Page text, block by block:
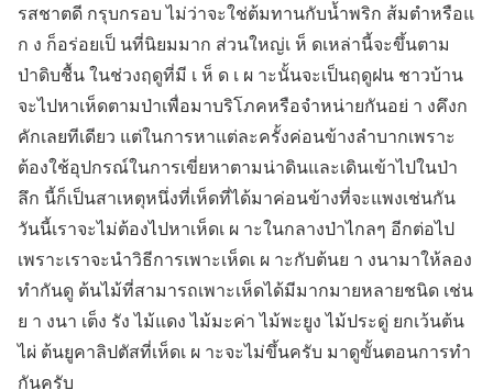
รสชาตดี กรุบกรอบ ไม่ว่าจะใช่ต้มทานกับน้ำพริก ส้มตำหรือแ
ก ง ก็อร่อยเป็ นที่นิยมมาก ส่วนใหญ่เ ห็ ดเหล่านี้จะขึ้นตาม
ป่าดิบชื้น ในช่วงฤดูที่มี เ ห็ ด เ ผ าะนั้นจะเป็นฤดูฝน ชาวบ้าน
จะไปหาเห็ดตามป่าเพื่อมาบริโภคหรือจำหน่ายกันอย่ า งคึงก
คักเลยทีเดียว แต่ในการหาแต่ละครั้งค่อนข้างลำบากเพราะ
ต้องใช้อุปกรณ์ในการเขี่ยหาตามน่าดินและเดินเข้าไปในป่า
ลึก นี้ก็เป็นสาเหตุหนึ่งที่เห็ดที่ได้มาค่อนข้างที่จะแพงเช่นกัน
วันนี้เราจะไม่ต้องไปหาเห็ดเ ผ าะในกลางป่าไกลๆ อีกต่อไป
เพราะเราจะนำวิธีการเพาะเห็ดเ ผ าะกับต้นย า งนามาให้ลอง
ทำกันดู ต้นไม้ที่สามารถเพาะเห็ดได้มีมากมายหลายชนิด เช่น
ย า งนา เต็ง รัง ไม้แดง ไม้มะค่า ไม้พะยูง ไม้ประดู่ ยกเว้นต้น
ไผ่ ต้นยูคาลิปตัสที่เห็ดเ ผ าะจะไม่ขึ้นครับ มาดูขั้นตอนการทำ
กันครับ